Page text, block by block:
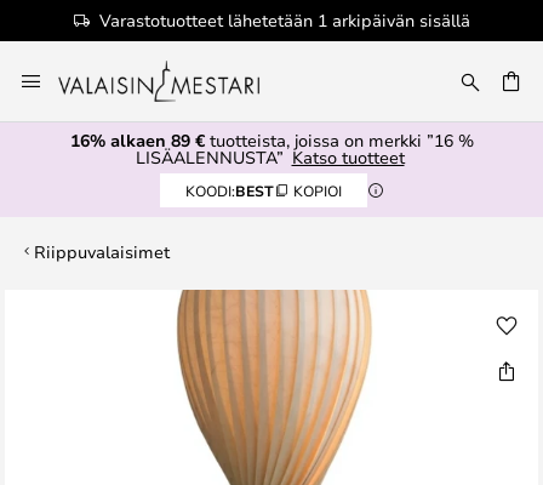
Varastotuotteet lähetetään 1 arkipäivän sisällä
to
Content
16% alkaen 89 €tuotteista, joissa on merkki ”16 %
LISÄALENNUSTA” Katso tuotteet
KOODI:BEST KOPIOI
Riippuvalaisimet